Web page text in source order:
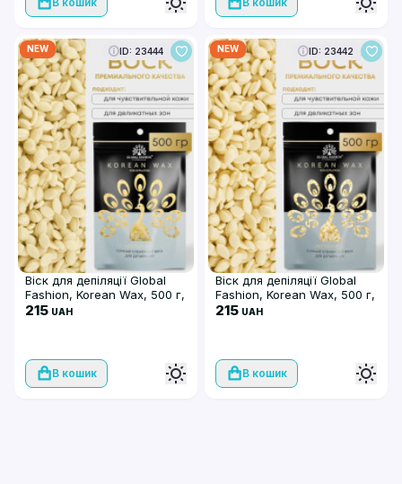
NEW ID: 23444
Віск для депіляції Global
Fashion, Korean Wax, 500 г,
Vanila
215 UAH
В кошик
NEW ID: 23442
Віск для депіляції Global
Fashion, Korean Wax, 500 г,
плівковий, Milk
215 UAH
В кошик